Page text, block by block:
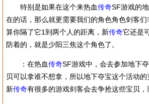
特别是如果在这个来热血传奇SF游戏的
在的话，那么就更需要我们的角色角色剑客
算你隔了它1到两个人的距离，新传奇它还是
防着的，就是少阳三焦这个角色了。
：在热血传奇SF游戏中，会去参加地下
贝可以拿谁不想拿，所以地下夺宝这个活动
新传奇有很多的游戏剑客会去争抢这些宝贝